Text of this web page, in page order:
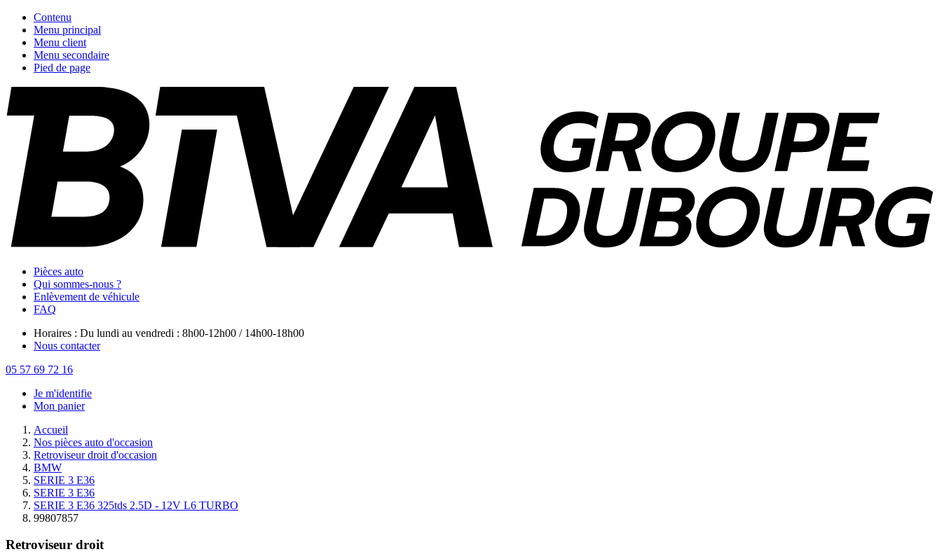
Contenu
Menu principal
Menu client
Menu secondaire
Pied de page
Pièces auto
Qui sommes-nous ?
Enlèvement de véhicule
FAQ
Horaires : Du lundi au vendredi : 8h00-12h00 / 14h00-18h00
Nous contacter
05 57 69 72 16
Je m'identifie
Mon panier
Accueil
Nos pièces auto d'occasion
Retroviseur droit d'occasion
BMW
SERIE 3 E36
SERIE 3 E36
SERIE 3 E36 325tds 2.5D - 12V L6 TURBO
99807857
Retroviseur droit